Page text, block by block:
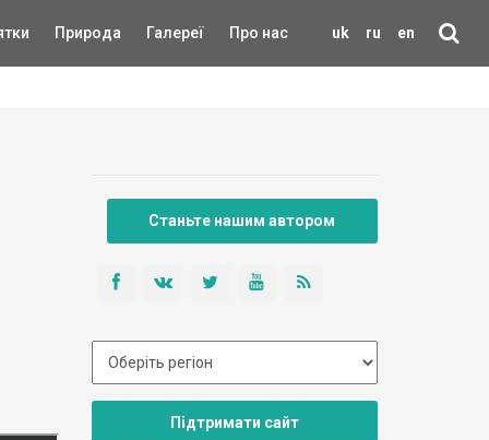
uk ru en
Природа Галереї Про нас
Станьте нашим автором
Підтримати сайт